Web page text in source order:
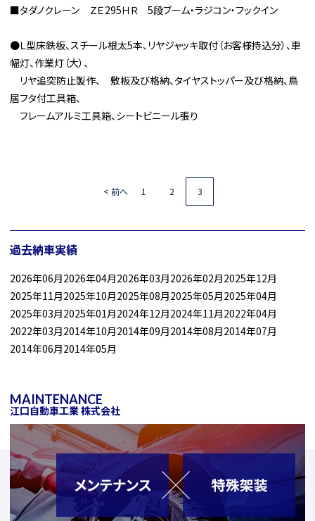
■タダノクレーン ＺＥ295ＨＲ 5段ブーム・ラジコン・フックイン
●Ｌ型床鉄板、スチール根太5本、リヤジャッキ取付（お客様持込分）、車
幅灯、作業灯（大）、
リヤ追突防止製作、 敷板及び格納、タイヤストッパー及び格納、鳥
居フタ付工具箱、
フレームアルミ工具箱、シートビニール張り
< 前へ 1 2 3
過去納車実績
2026年06月2026年04月2026年03月2026年02月2025年12月
2025年11月2025年10月2025年08月2025年05月2025年04月
2025年03月2025年01月2024年12月2024年11月2022年04月
2022年03月2014年10月2014年09月2014年08月2014年07月
2014年06月2014年05月
MAINTENANCE
江口自動車工業 株式会社